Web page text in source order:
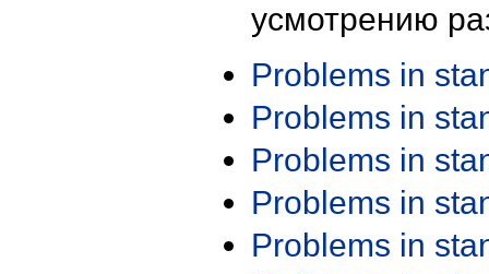
усмотрению
Problems in
Problems in
Problems in
Problems in
Problems in